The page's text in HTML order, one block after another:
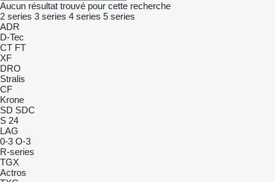
Aucun résultat trouvé pour cette recherche
2 series 3 series 4 series 5 series
ADR
D-Tec
CT FT
XF
DRO
Stralis
CF
Krone
SD SDC
S 24
LAG
0-3 O-3
R-series
TGX
Actros